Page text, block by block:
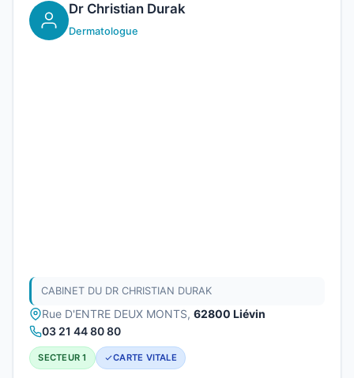
Dr Christian Durak
Dermatologue
CABINET DU DR CHRISTIAN DURAK
Rue D'ENTRE DEUX MONTS, 62800 Liévin
03 21 44 80 80
SECTEUR 1 CARTE VITALE